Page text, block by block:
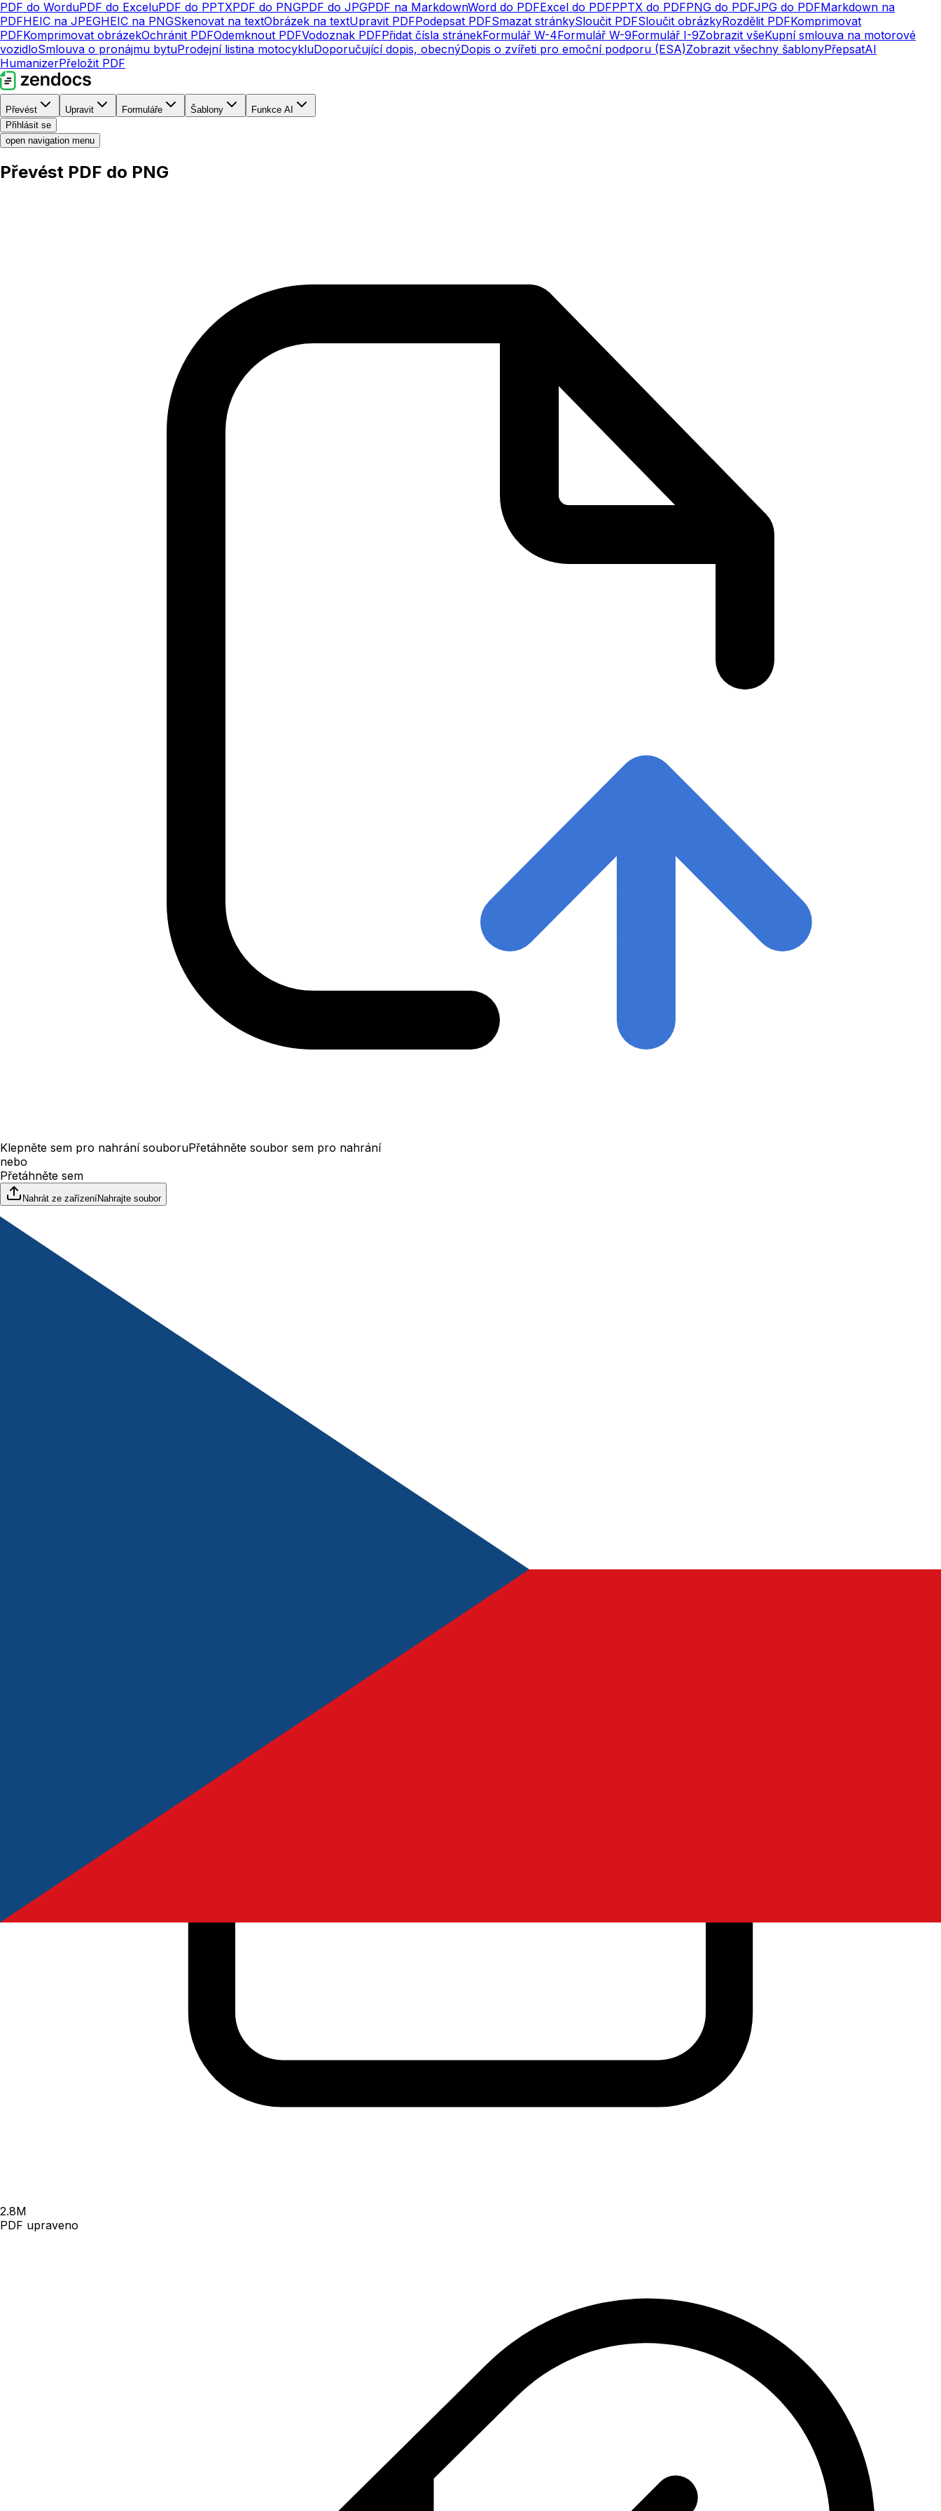
PDF do WorduPDF do ExceluPDF do PPTXPDF do PNGPDF do JPGPDF na MarkdownWord do PDFExcel do PDFPPTX do PDFPNG do PDFJPG do PDFMarkdown na
PDFHEIC na JPEGHEIC na PNGSkenovat na textObrázek na textUpravit PDFPodepsat PDFSmazat stránkySloučit PDFSloučit obrázkyRozdělit PDFKomprimovat
PDFKomprimovat obrázekOchránit PDFOdemknout PDFVodoznak PDFPřidat čísla stránekFormulář W-4Formulář W-9Formulář I-9Zobrazit všeKupní smlouva na motorové
vozidloSmlouva o pronájmu bytuProdejní listina motocykluDoporučující dopis, obecnýDopis o zvířeti pro emoční podporu (ESA)Zobrazit všechny šablonyPřepsatAI
HumanizerPřeložit PDF
Převést Upravit Formuláře Šablony
Funkce AI
Přihlásit se
open navigation menu
Převést PDF do PNG
Klepněte sem pro nahrání souboruPřetáhněte soubor sem pro nahrání
nebo
Přetáhněte sem
Nahrát ze zařízeníNahrajte soubor
Velikost až 100 MB
2.8M
PDF upraveno